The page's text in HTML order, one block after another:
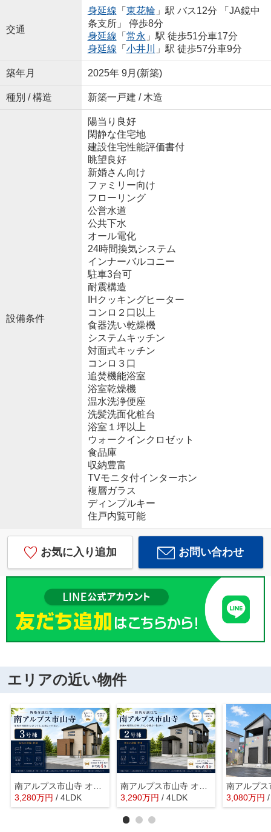
交通
身延線 「 東花輪」駅 バス12分 「JA鏡中
条支所」 停歩8分
身延線 「 常永 」駅 徒歩51分車17分
身延線 「 小井川 」駅 徒歩57分車9分
築年月 2025年 9月(新築)
種別 / 構造 新築一戸建 / 木造
設備条件
陽当り良好
閑静な住宅地
建設住宅性能評価書付
眺望良好
新婚さん向け
ファミリー向け
フローリング
公営水道
公共下水
オール電化
24時間換気システム
インナーバルコニー
駐車3台可
耐震構造
IHクッキングヒーター
コンロ２口以上
食器洗い乾燥機
システムキッチン
対面式キッチン
コンロ３口
追焚機能浴室
浴室乾燥機
温水洗浄便座
洗髪洗面化粧台
浴室１坪以上
ウォークインクロゼット
食品庫
収納豊富
TVモニタ付インターホン
複層ガラス
ディンプルキー
住戸内覧可能
お気に入り追加 お問い合わせ
エリアの近い物件
南アルプス市山寺 オール電化新築全3棟 3号棟 長期優良住宅
3,280万円 / 4LDK
南アルプス市山寺 オール電化新築全3棟 2号棟 車並列3台
3,290万円 / 4LDK 3,080万円